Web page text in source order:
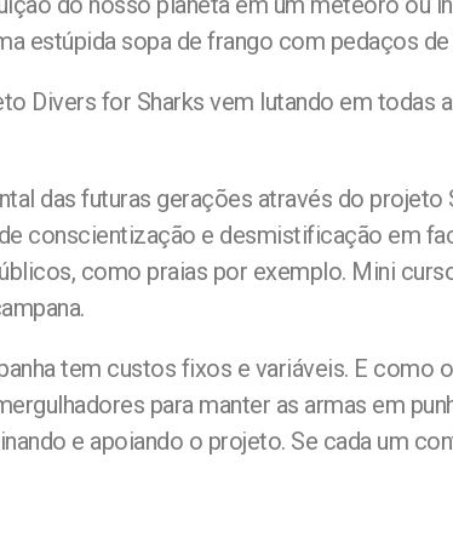
estúpida sopa de frango com pedaços
Divers for Sharks vem lutando em todas
das futuras gerações através do
conscientização e desmistificação em
como praias por exemplo. Mini
tem custos fixos e variáveis. E
para manter as armas em
e apoiando o projeto. Se cada um